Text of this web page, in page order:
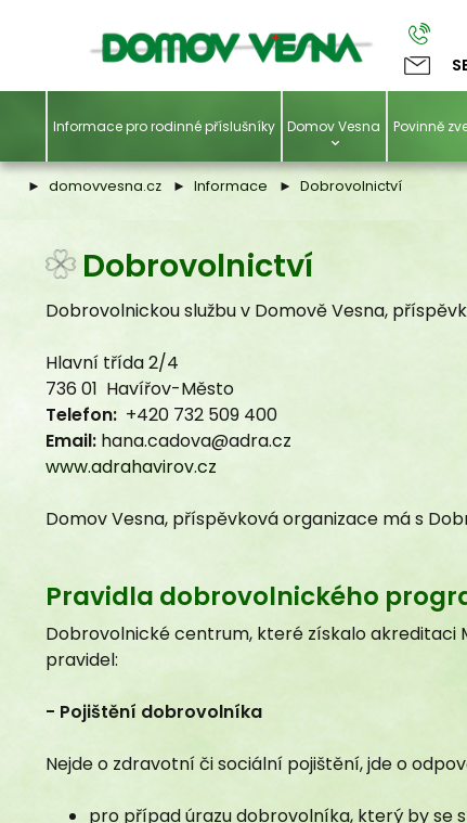
Informace pro rodinné příslušníky Domov Vesna Povinně
domovvesna.cz Informace Dobrovolnictví
Dobrovolnickou službu v Domově Vesna,
Hlavní třída 2/4
736 01 Havířov-Město
Telefon: +420 732 509 400
Email: hana.cadova@adra.cz
www.adrahavirov.cz
Domov Vesna, příspěvková organizace má s
Dobrovolnické centrum, které získalo akreditaci
pravidel:
- Pojištění dobrovolníka
Nejde o zdravotní či sociální pojištění, jde o
pro případ úrazu dobrovolníka, který by se
Zájemci o dobrovolnickou činnost se